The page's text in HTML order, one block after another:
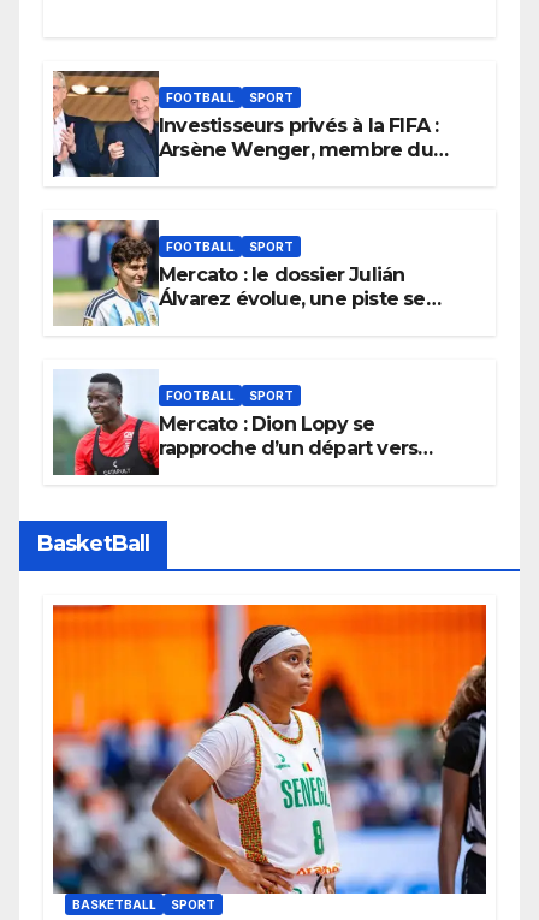
FOOTBALL SPORT
Investisseurs privés à la FIFA :
Arsène Wenger, membre du
FOOTBALL SPORT
Mercato : le dossier Julián
Álvarez évolue, une piste se
FOOTBALL SPORT
Mercato : Dion Lopy se
rapproche d’un départ vers
BasketBall
BASKETBALL SPORT